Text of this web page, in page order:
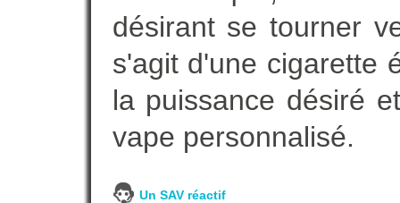
désirant se tourner
s'agit d'une cigarette
la puissance désiré
vape personnalisé.
Un SAV réactif